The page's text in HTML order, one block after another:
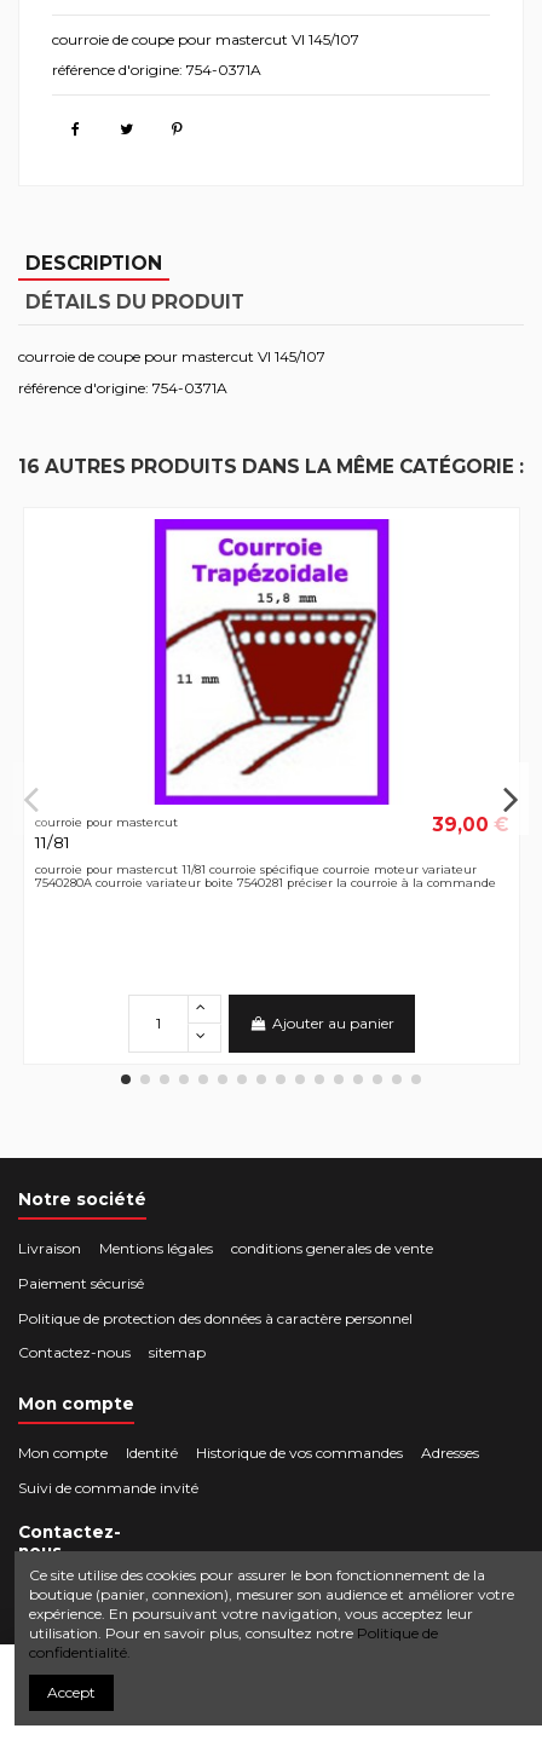
courroie de coupe pour mastercut VI 145/107
référence d'origine: 754-0371A
DESCRIPTION
DÉTAILS DU PRODUIT
courroie de coupe pour mastercut VI 145/107
référence d'origine: 754-0371A
16 AUTRES PRODUITS DANS LA MÊME CATÉGORIE :
courroie pour mastercut
11/81
39,00 €
courroie pour mastercut 11/81 courroie spécifique courroie moteur variateur
7540280A courroie variateur boite 7540281 préciser la courroie à la commande
Ajouter au panier
Notre société
Livraison Mentions légales
conditions generales de vente
Paiement sécurisé
Politique de protection des données à caractère personnel
Contactez-nous
sitemap
Mon compte
Mon compte Identité Historique de vos commandes
Adresses
Suivi de commande invité
Contactez-
nous
Crocbois-motoculture.com
50 route de Villefort 48800 Pied-de-Borne
0624436257
contact@crocbois-motoculture.com
© Copyright 2025 Crocbois-motoculture.com. All Rights Reserved.
Ce site utilise des cookies pour assurer le bon fonctionnement de la
boutique (panier, connexion), mesurer son audience et améliorer votre
expérience. En poursuivant votre navigation, vous acceptez leur
utilisation. Pour en savoir plus, consultez notre Politique de
confidentialité.
Accept